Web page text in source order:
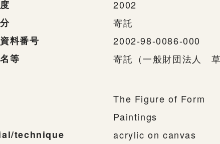
2002
寄託
料番号
2002-98-0086-000
等
寄託（一般財団法人 草
The Figure of Form
Paintings
technique
acrylic on canvas